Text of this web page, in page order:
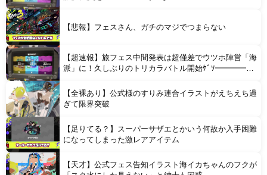
【悲報】フェスさん、ガチのマジでつまらない
【超速報】旅フェス中間発表は超僅差でウツホ陣営「海
派」に！久しぶりのトリカラバトル開始ｹﾞｿ━━━━く
【全裸あり】公式様のすりみ連合イラストがえちえち過
ぎて限界突破
【足りてる？】スーパーサザエとかいう何故か入手困難
になってしまった激レアアイテム
【天才】公式フェス告知イラスト海イカちゃんのフクが